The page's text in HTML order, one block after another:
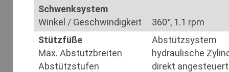
Schwenksystem
Winkel / Geschwindigkeit
360°, 1.1 rpm
Stützfüße
Max. Abstützbreiten
Abstützstufen
Abstützsystem
hydraulische
direkt angesteuert